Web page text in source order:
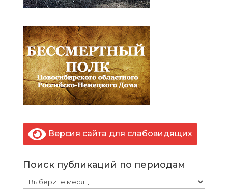
Версия сайта для слабовидящих
Поиск публикаций по периодам
Поиск